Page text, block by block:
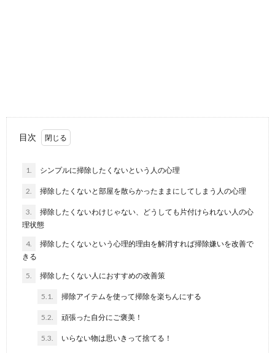
片付けが苦手なうちの奥さん。主婦ならで
片付けが苦手な人は、男女問わず居ます。 主婦なら、
目次
1. シンプルに掃除したくないという人の心理
2. 掃除したくないと部屋を散らかったままにしてしまう人の心理
3.
掃除したくないわけじゃない、どうしても片付けられない人の心
理状態
4.
掃除したくないという心理的理由を解消すれば掃除嫌いを改善で
きる
5. 掃除したくない人におすすめの改善策
5.1. 掃除アイテムを使って掃除を楽ちんにする
5.2. 頑張った自分にご褒美！
5.3. いらない物は思いきって捨てる！